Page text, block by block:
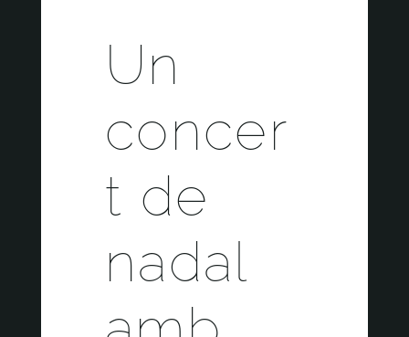
Un
concer
t de
nadal